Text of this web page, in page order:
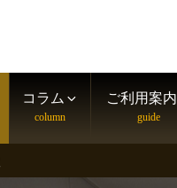
コラム ご利用案内